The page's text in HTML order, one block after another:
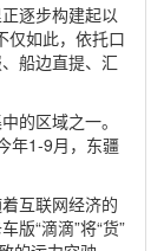
逐步构建起以
仅如此，依托口
船边直提、汇
的区域之一。
年1-9月，东疆
互联网经济的
版“滴滴”将“货”